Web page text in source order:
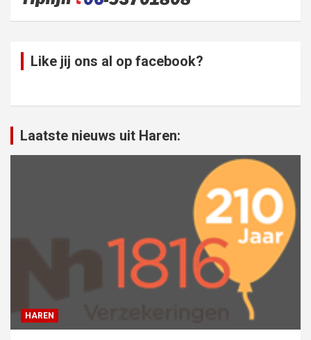
Like jij ons al op facebook?
Laatste nieuws uit Haren:
HAREN